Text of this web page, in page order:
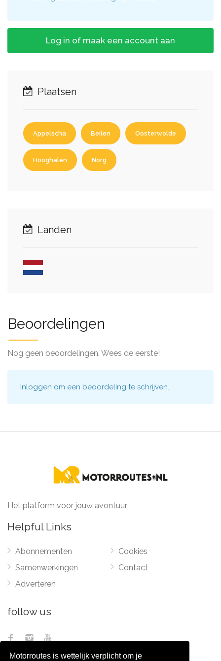
Motorroutes is wettelijk verplicht om je
Log in of maak een account aan
Plaatsen
Appelscha Beilen Oosterwolde
Hooghalen Norg
Landen
Beoordelingen
Nog geen beoordelingen. Wees de eerste!
Inloggen om een beoordeling te schrijven.
Het platform voor jouw avontuur
Helpful Links
Abonnementen
Samenwerkingen
Adverteren
Cookies
Contact
follow us